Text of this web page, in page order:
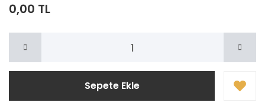
0,00 TL
Sepete Ekle